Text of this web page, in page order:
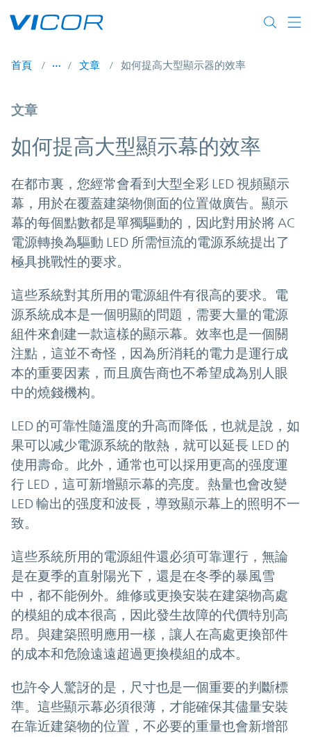
首頁 文章 如何提高大型顯示器的效率
文章
如何提高大型顯示幕的效率
在都市裏，您經常會看到大型全彩 LED 視頻顯示
幕，用於在覆蓋建築物側面的位置做廣告。顯示
幕的每個點數都是單獨驅動的，因此對用於將 AC
電源轉換為驅動 LED 所需恒流的電源系統提出了
極具挑戰性的要求。
這些系統對其所用的電源組件有很高的要求。電
源系統成本是一個明顯的問題，需要大量的電源
組件來創建一款這樣的顯示幕。效率也是一個關
注點，這並不奇怪，因為所消耗的電力是運行成
本的重要因素，而且廣告商也不希望成為別人眼
中的燒錢機构。
LED 的可靠性隨溫度的升高而降低，也就是說，如
果可以减少電源系統的散熱，就可以延長 LED 的
使用壽命。此外，通常也可以採用更高的强度運
行 LED，這可新增顯示幕的亮度。熱量也會改變
LED 輸出的强度和波長，導致顯示幕上的照明不一
致。
這些系統所用的電源組件還必須可靠運行，無論
是在夏季的直射陽光下，還是在冬季的暴風雪
中，都不能例外。維修或更換安裝在建築物高處
的模組的成本很高，因此發生故障的代價特別高
昂。與建築照明應用一樣，讓人在高處更換部件
的成本和危險遠遠超過更換模組的成本。
也許令人驚訝的是，尺寸也是一個重要的判斷標
準。這些顯示幕必須很薄，才能確保其儘量安裝
在靠近建築物的位置，不必要的重量也會新增部